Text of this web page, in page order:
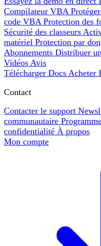
Compilateur VBA
code VBA Protection des
Sécurité des classeurs
matériel Protection par
Abonnements Distribuer
Vidéos Avis
Télécharger Docs Acheter
Contact
Contacter le support
communautaire
confidentialité À propos
Mon compte